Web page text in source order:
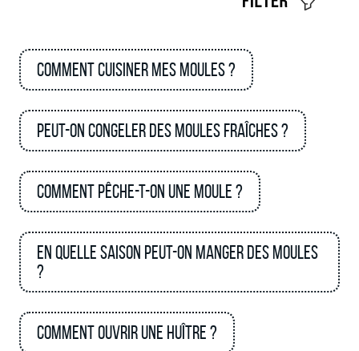
Comment cuisiner mes moules ?
Peut-on congeler des moules fraîches ?
Comment pêche-t-on une moule ?
En quelle saison peut-on manger des moules
?
Comment ouvrir une huître ?